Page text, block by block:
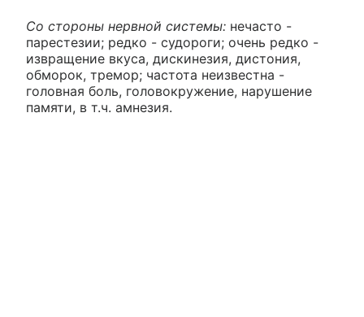
Со стороны нервной системы: нечасто -
парестезии; редко - судороги; очень редко -
извращение вкуса, дискинезия, дистония,
обморок, тремор; частота неизвестна -
головная боль, головокружение, нарушение
памяти, в т.ч. амнезия.